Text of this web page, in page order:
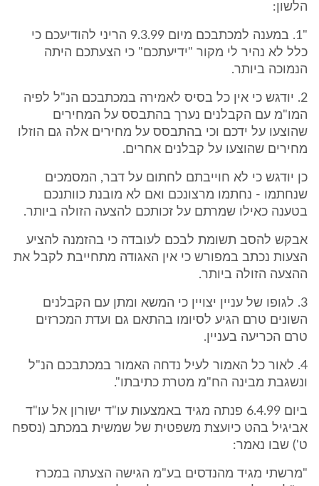
הלשון:
"1. במענה למכתבכם מיום 9.3.99 הריני להודיעכם כי
כלל לא נהיר לי מקור "ידיעתכם" כי הצעתכם היתה
הנמוכה ביותר.
2. יודגש כי אין כל בסיס לאמירה במכתבכם הנ"ל לפיה
המו"מ עם הקבלנים נערך בהתבסס על המחירים
שהוצעו על ידכם וכי בהתבסס על מחירים אלה גם הוזלו
מחירים שהוצעו על קבלנים אחרים.
כן יודגש כי לא חוייבתם לחתום על דבר, המסמכים
שנחתמו - נחתמו מרצונכם ואם לא מובנת כוותנכם
בטענה כאילו שמרתם על זכותכם להצעה הזולה ביותר.
אבקש להסב תשומת לבכם לעובדה כי בהזמנה להציע
הצעות נכתב במפורש כי אין האגודה מתחייבת לקבל את
ההצעה הזולה ביותר.
3. לגופו של עניין יצויין כי המשא ומתן עם הקבלנים
השונים טרם הגיע לסיומו בהתאם גם ועדת המכרזים
טרם הכריעה בעניין.
4. לאור כל האמור לעיל נדחה האמור במכתבכם הנ"ל
ונשגבת מבינה הח"מ מטרת כתיבתו".
ביום 6.4.99 פנתה מגיד באמצעות עו"ד ישורון אל עו"ד
אביגיל בהט כיועצת משפטית של שמשית במכתב (נספח
ט') שבו נאמר:
"מרשתי מגיד מהנדסים בע"מ הגישה הצעתה במכרז